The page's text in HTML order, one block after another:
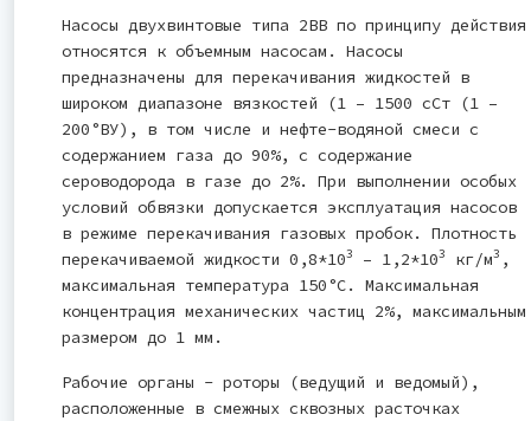
Насосы двухвинтовые типа 2ВВ по принципу действия
относятся к объемным насосам. Насосы
предназначены для перекачивания жидкостей в
широком диапазоне вязкостей (1 – 1500 сCт (1 –
200°ВУ), в том числе и нефте-водяной смеси с
содержанием газа до 90%, с содержание
сероводорода в газе до 2%. При выполнении особых
условий обвязки допускается эксплуатация насосов
в режиме перекачивания газовых пробок. Плотность
перекачиваемой жидкости 0,8*103 – 1,2*103 кг/м3 ,
максимальная температура 150°С. Максимальная
концентрация механических частиц 2%, максимальным
размером до 1 мм.
Рабочие органы - роторы (ведущий и ведомый),
расположенные в смежных сквозных расточках